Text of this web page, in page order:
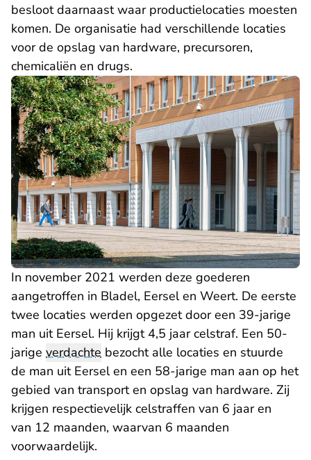
besloot daarnaast waar productielocaties moesten
komen. De organisatie had verschillende locaties
voor de opslag van hardware, precursoren,
chemicaliën en drugs.
In november 2021 werden deze goederen
aangetroffen in Bladel, Eersel en Weert. De eerste
twee locaties werden opgezet door een 39-jarige
man uit Eersel. Hij krijgt 4,5 jaar celstraf. Een 50-
jarige verdachte bezocht alle locaties en stuurde
de man uit Eersel en een 58-jarige man aan op het
gebied van transport en opslag van hardware. Zij
krijgen respectievelijk celstraffen van 6 jaar en
van 12 maanden, waarvan 6 maanden
voorwaardelijk.